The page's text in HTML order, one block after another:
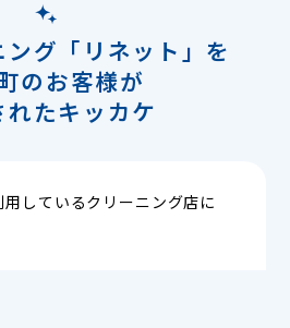
グ「リネット」を
のお客様が
れたキッカケ
しているクリーニング店に